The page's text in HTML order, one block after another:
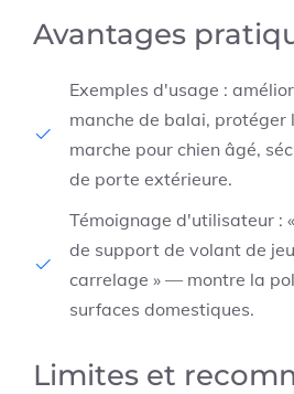
Avantages
Exemples d'usage :
manche de balai, protéger
marche pour chien âgé,
de porte extérieure.
Témoignage d'utilisateur :
de support de volant de
carrelage » — montre la
surfaces domestiques.
Limites et